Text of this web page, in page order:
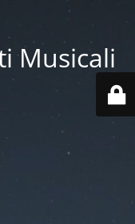
Musicali